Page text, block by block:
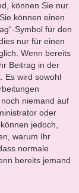
können Sie nur
können einen
Symbol für den
nur für einen
Wenn bereits
Beitrag in der
Es wird sowohl
niemand auf
oder
jedoch,
warum Ihr
normale
bereits jemand